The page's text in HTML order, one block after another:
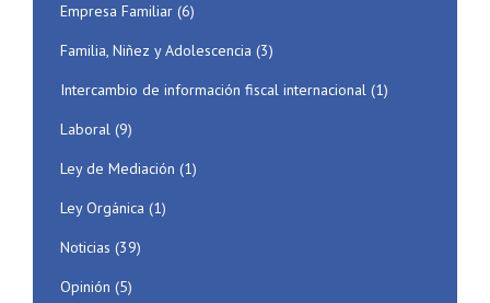
Empresa Familiar (6)
Familia, Niñez y Adolescencia (3)
Intercambio de información fiscal internacional (1)
Laboral (9)
Ley de Mediación (1)
Ley Orgánica (1)
Noticias (39)
Opinión (5)